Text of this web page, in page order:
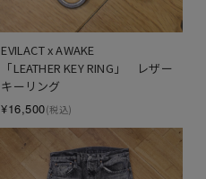
EVILACT x AWAKE
「LEATHER KEY RING」　レザー
キーリング
¥16,500(税込)